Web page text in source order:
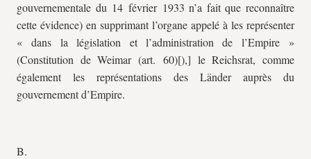
gouvernementale du 14 février 1933 n’a fait que reconnaître
cette évidence) en supprimant l’organe appelé à les représenter
« dans la législation et l’administration de l’Empire »
(Constitution de Weimar (art. 60)[),] le Reichsrat, comme
également les représentations des Länder auprès du
gouvernement d’Empire.
B.